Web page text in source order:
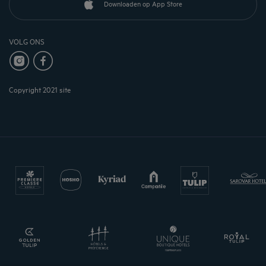
Downloaden op App Store
VOLG ONS
Copyright 2021 site